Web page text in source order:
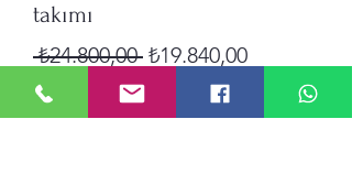
takımı
₺24.800,00 Normal
Fiyat
₺19.840,00İndirimli
Adet *